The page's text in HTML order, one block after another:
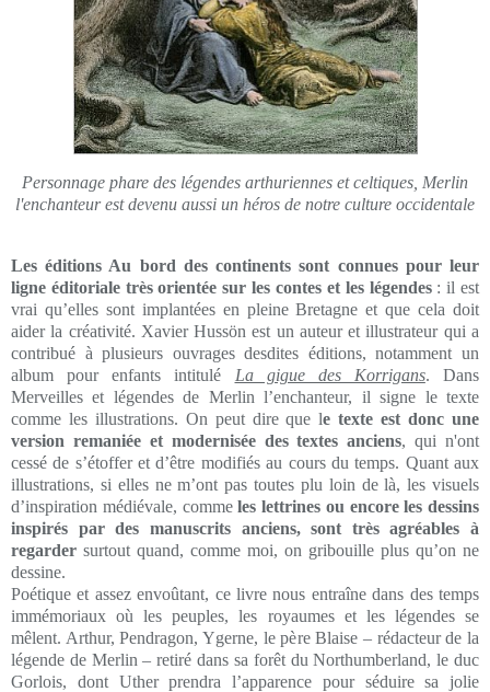
Personnage phare des légendes arthuriennes et celtiques, Merlin
l'enchanteur est devenu aussi un héros de notre culture occidentale
Les éditions Au bord des continents sont connues pour leur
ligne éditoriale très orientée sur les contes et les légendes: il est
vrai qu’elles sont implantées en pleine Bretagne et que cela doit
aider la créativité. Xavier Hussön est un auteur et illustrateur qui a
contribué à plusieurs ouvrages desdites éditions, notamment un
album pour enfants intitulé La gigue des Korrigans. Dans
Merveilles et légendes de Merlin l’enchanteur, il signe le texte
comme les illustrations. On peut dire que le texte est donc une
version remaniée et modernisée des textes anciens, qui n'ont
cessé de s’étoffer et d’être modifiés au cours du temps. Quant aux
illustrations, si elles ne m’ont pas toutes plu loin de là, les visuels
d’inspiration médiévale, commeles lettrines ou encore les dessins
inspirés par des manuscrits anciens, sont très agréables à
regarder surtout quand, comme moi, on gribouille plus qu’on ne
dessine.
Poétique et assez envoûtant, ce livre nous entraîne dans des temps
immémoriaux où les peuples, les royaumes et les légendes se
mêlent. Arthur, Pendragon, Ygerne, le père Blaise – rédacteur de la
légende de Merlin – retiré dans sa forêt du Northumberland, le duc
Gorlois, dont Uther prendra l’apparence pour séduire sa jolie